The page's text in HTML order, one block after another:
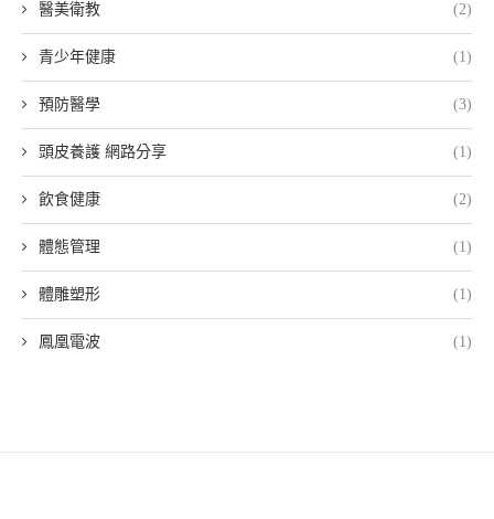
醫美衛教 (2)
青少年健康 (1)
預防醫學 (3)
頭皮養護 網路分享 (1)
飲食健康 (2)
體態管理 (1)
體雕塑形 (1)
鳳凰電波 (1)